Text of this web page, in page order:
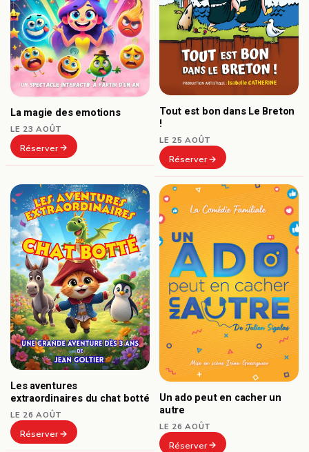
La magie des emotions
LE 23 AOÛT
Réserver
Tout est bon dans Le Breton
!
LE 25 AOÛT
Réserver
Les aventures
extraordinaires du chat botté
LE 26 AOÛT
Réserver
Un ado peut en cacher un
autre
LE 26 AOÛT
Réserver